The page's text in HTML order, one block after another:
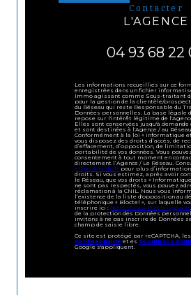
contacter
L'AGENCE
04 93 68 22
Les informations recueillies sur ce
enregistrées dans un fichier
Immo agissant comme Sous-traitant
pour la gestion de la clientèle/
du Réseau qui reste Responsable du
Données personnelles. La base légale
repose sur l'intérêt légitime de
Elles sont conservées jusqu'à
et sont destinées à l'Agence / au
Conformément à la loi « informatique
vous disposez des droits d’accès, de
d’effacement, d’opposition, de
portabilité de vos données. Vous
consentement à tout moment en
directement l’Agence / Le Réseau.
https://cnil.fr/fr pour plus
droits. Si vous estimez, après avoir
le Réseau, que vos droits «
ne sont pas respectés, vous pouvez
réclamation à la CNIL. Nous vous
l’existence de la liste d'opposition au
téléphonique « Bloctel », sur laquelle
inscrire ici : https://www.bloctel.gouv.fr
de la protection des Données
invitons à ne pas inscrire de Données
champ de saisie libre.
Ce site est protégé par reCAPTCHA,
Confidentialité et esConditions
Google s'appliquent.